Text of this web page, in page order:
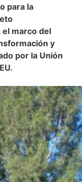
para la
el marco del
y
por la Unión